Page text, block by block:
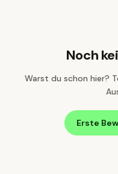
Noch
Warst du schon hier?
Erste